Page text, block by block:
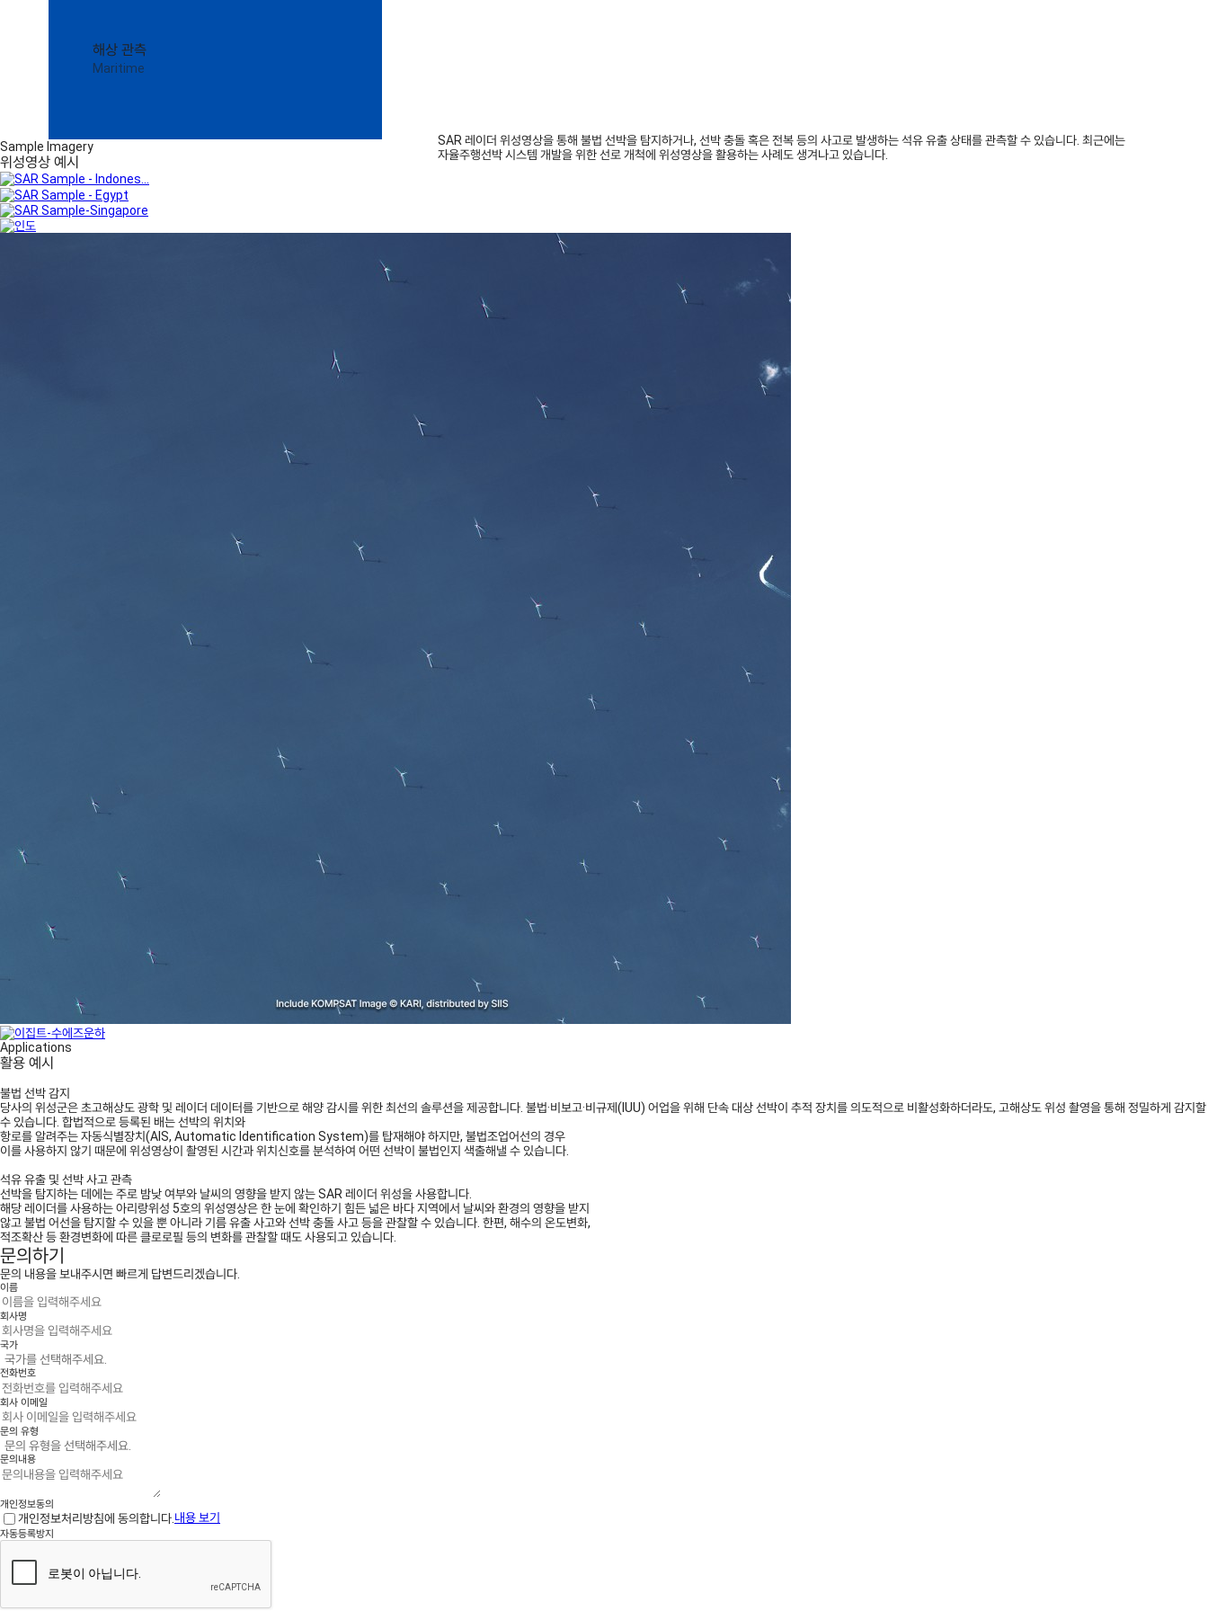
해상 관측
Maritime
SAR 레이더 위성영상을 통해 불법 선박을 탐지하거나, 선박 충돌 혹은 전복 등의 사고로 발생하는 석유 유출상태를 관측할 수 있습니다. 최근에는
자율주행선박 시스템 개발을 위한 선로 개척에 위성영상을 활용하는사례도 생겨나고 있습니다.
Sample Imagery
위성영상 예시
Applications
활용 예시
불법 선박 감지
당사의 위성군은 초고해상도 광학 및 레이더 데이터를 기반으로 해양 감시를 위한 최선의 솔루션을 제공합니다. 불법·비보고·비규제(IUU) 어업을 위해 단속 대상 선박이 추적 장치를 의도적으로 비활성화하더라도, 고해상도 위성 촬영을 통해 정밀하게 감지할
수 있습니다. 합법적으로 등록된 배는 선박의 위치와
항로를 알려주는 자동식별장치(AIS, Automatic Identification System)를 탑재해야 하지만, 불법조업어선의 경우
이를 사용하지 않기 때문에 위성영상이 촬영된 시간과 위치신호를 분석하여 어떤 선박이 불법인지 색출해낼 수 있습니다.
석유 유출 및 선박 사고 관측
선박을 탐지하는 데에는 주로 밤낮 여부와 날씨의 영향을 받지 않는 SAR 레이더 위성을 사용합니다.
해당 레이더를 사용하는 아리랑위성 5호의 위성영상은 한 눈에 확인하기 힘든 넓은 바다 지역에서 날씨와 환경의 영향을 받지
않고 불법 어선을 탐지할 수 있을 뿐 아니라 기름 유출 사고와 선박 충돌 사고 등을 관찰할 수 있습니다. 한편, 해수의 온도변화,
적조확산 등 환경변화에 따른 클로로필 등의 변화를 관찰할 때도 사용되고 있습니다.
문의하기
문의 내용을 보내주시면 빠르게 답변드리겠습니다.
이름
회사명
국가
전화번호
회사 이메일
문의 유형
문의내용
개인정보동의
개인정보처리방침에 동의합니다. 내용 보기
자동등록방지